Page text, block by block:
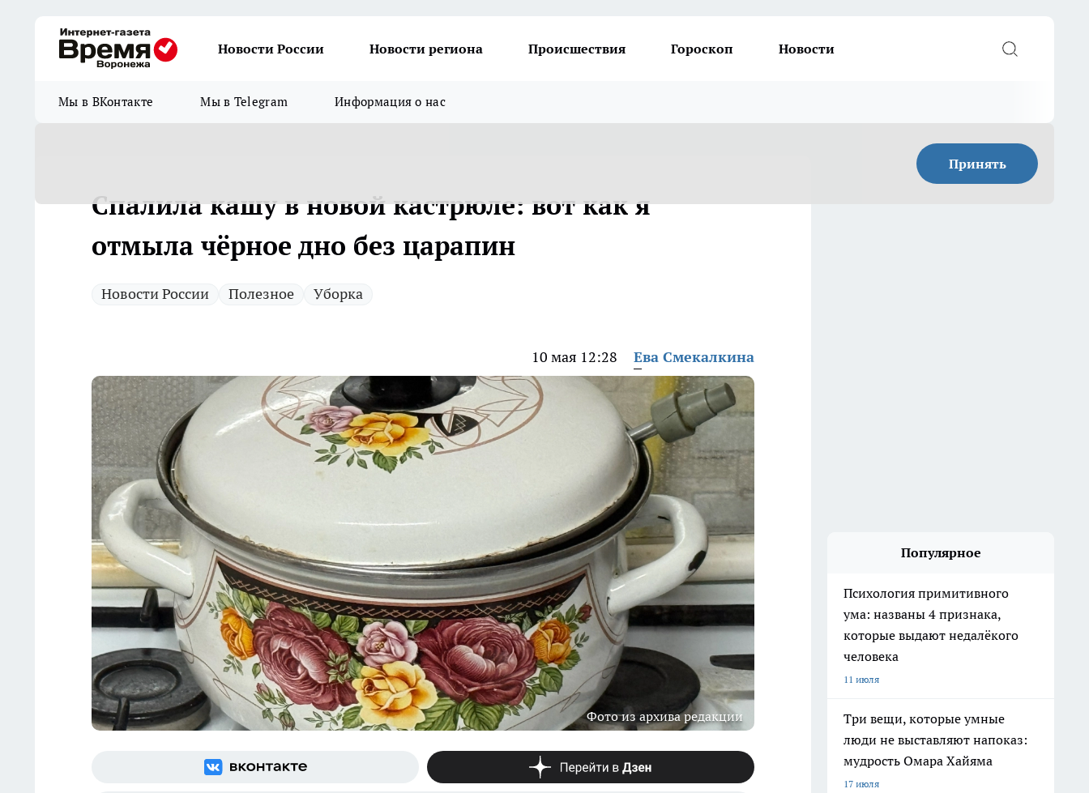
Новости России Новости региона Происшествия Гороскоп Новости
Мы в ВКонтакте Мы в Telegram Информация о нас
Принять
Спалила кашу в новой кастрюле: вот как я
отмыла чёрное дно без царапин
Новости России Полезное Уборка
10 мая 12:28 Ева Смекалкина
Фото из архива редакции
Популярное
Психология примитивного
ума: названы 4 признака,
которые выдают недалёкого
человека
11 июля
Три вещи, которые умные
люди не выставляют напоказ:
мудрость Омара Хайяма
17 июля